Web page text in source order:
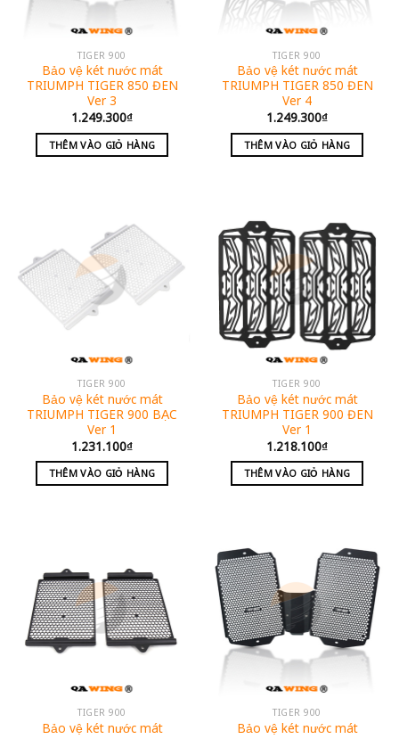
TIGER 900
Bảo vệ két nước mát
TRIUMPH TIGER 850 ĐEN
Ver 3
1.249.300₫
THÊM VÀO GIỎ HÀNG
TIGER 900
Bảo vệ két nước mát
TRIUMPH TIGER 850 ĐEN
Ver 4
1.249.300₫
THÊM VÀO GIỎ HÀNG
TIGER 900
Bảo vệ két nước mát
TRIUMPH TIGER 900 BẠC
Ver 1
1.231.100₫
THÊM VÀO GIỎ HÀNG
TIGER 900
Bảo vệ két nước mát
TRIUMPH TIGER 900 ĐEN
Ver 1
1.218.100₫
THÊM VÀO GIỎ HÀNG
TIGER 900
Bảo vệ két nước mát
TIGER 900
Bảo vệ két nước mát